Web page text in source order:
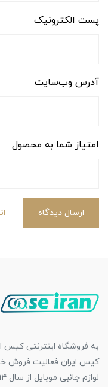
پست الکترونیک
آدرس وب‌سایت
امتیاز شما به محصول
ارسال دیدگاه
به فروشگاه اینترنتی کیس
کیس ایران فعالیت فروش